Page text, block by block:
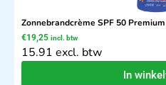
Zonnebrandcrème SPF 50
€19,25 incl. btw
15.91 excl. btw
In